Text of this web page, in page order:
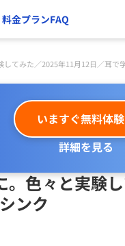
料金プランFAQ
てみた／2025年11月12日／耳で
いますぐ無料体
詳細を見る
色々と実験
ンク